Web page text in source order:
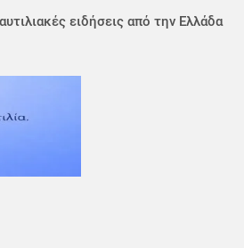
ειδήσεις από την Ελλάδα